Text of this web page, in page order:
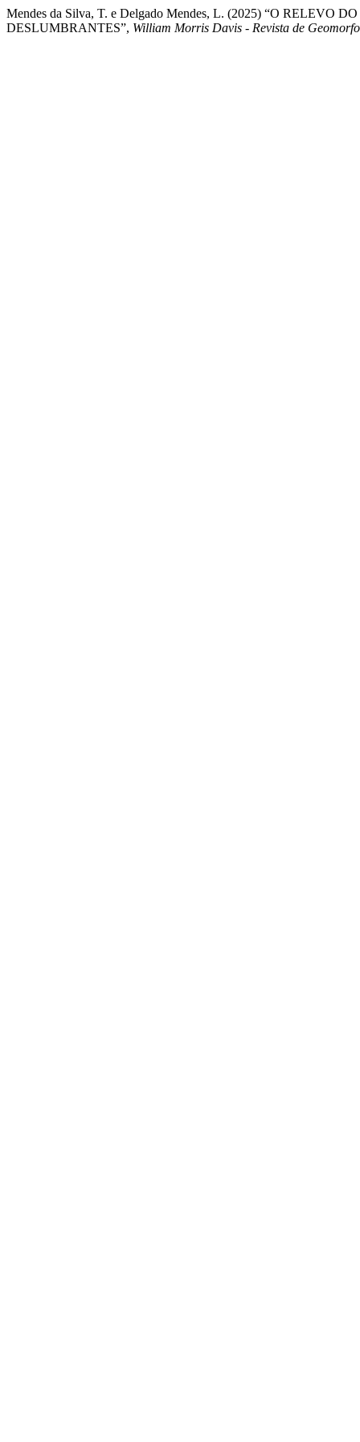
Mendes da Silva, T. e Delgado Mendes, L. (2025) “O RELEVO
DESLUMBRANTES”, William Morris Davis - Revista de